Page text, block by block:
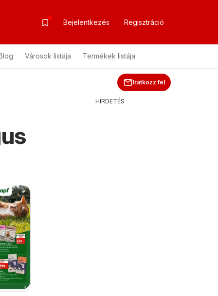
Bejelentkezés Regisztráció
Városok listája Termékek listája
Iratkozz fel
HIRDETÉS